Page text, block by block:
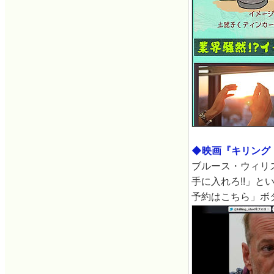
◆映画『キリング
ブルース・ウィ
手に入れろ!!」と
予約はこちら」ボ